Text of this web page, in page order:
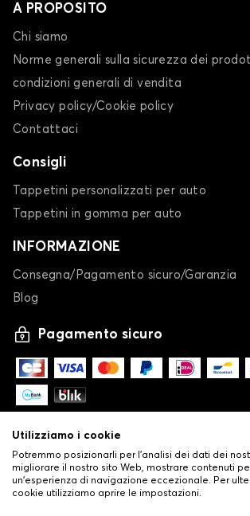
A PROPOSITO
Chi siamo
Norme generali sulla sicurezza dei
condizioni generali di vendita
Privacy policy/Cookie policy
Contattaci
Consigli
Tappetini personalizzati per auto
Tappetini in gomma per auto
INFORMAZIONE
Consegna/Pagamento sicuro/Garanzia
Blog
Pagamento sicuro
Utilizziamo i cookie
Potremmo posizionarli per l'analisi dei dati dei
migliorare il nostro sito Web, mostrare contenuti
un'esperienza di navigazione eccezionale. Per
cookie utilizziamo aprire le impostazioni.